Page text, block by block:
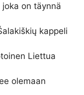
on täynnä
kappeli
Liettua
olemaan